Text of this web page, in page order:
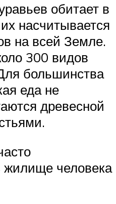
обитает в
насчитывается
на всей Земле.
300 видов
большинства
еда не
древесной
человека